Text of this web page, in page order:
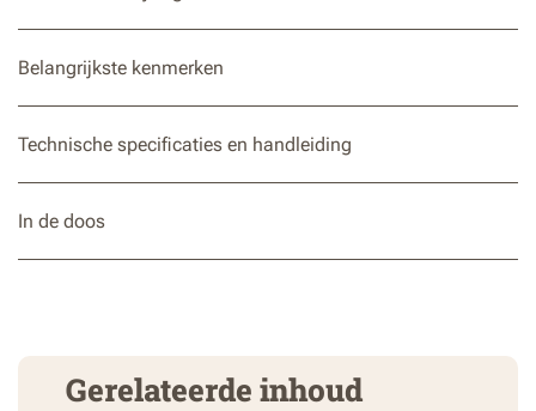
Belangrijkste kenmerken
Technische specificaties en handleiding
In de doos
Gerelateerde inhoud